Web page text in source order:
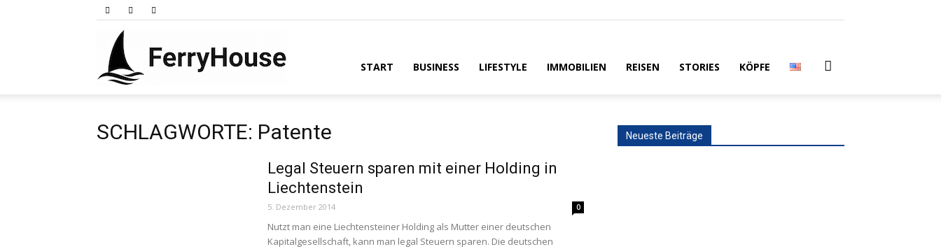
START BUSINESS LIFESTYLE IMMOBILIEN REISEN STORIES KÖPFE
SCHLAGWORTE: Patente
Legal Steuern sparen mit einer Holding in
Liechtenstein
5. Dezember 2014 0
Nutzt man eine Liechtensteiner Holding als Mutter einer deutschen
Kapitalgesellschaft, kann man legal Steuern sparen. Die deutschen
Neueste Beiträge